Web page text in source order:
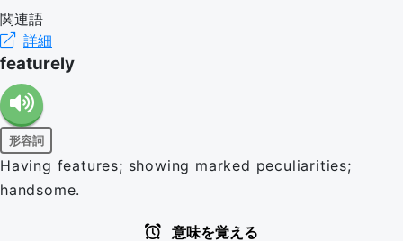
関連語
詳細
featurely
形容詞
Having features; showing marked peculiarities;
handsome.
意味を覚える